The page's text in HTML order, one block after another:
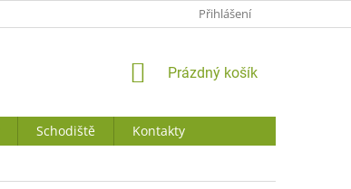
Přihlášení
NÁKUPNÍ
Prázdný košík
Schodiště
Kontakty